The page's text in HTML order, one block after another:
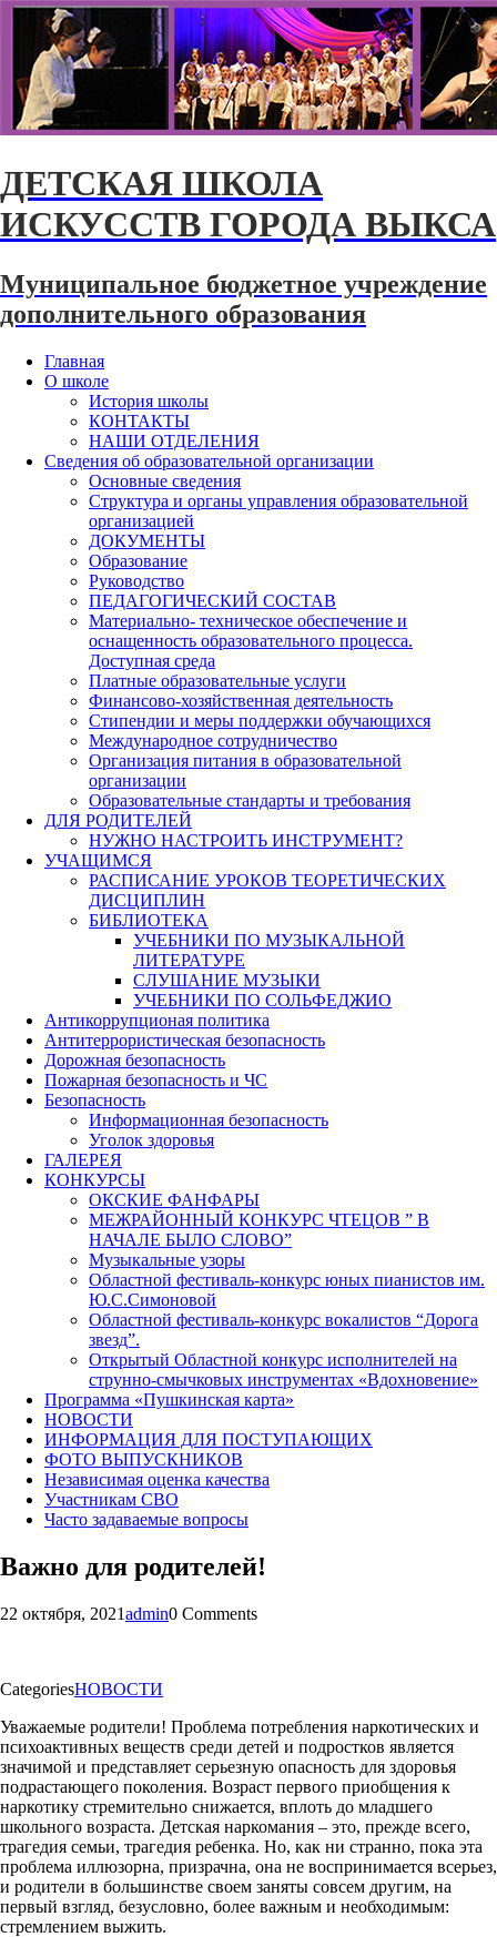
ДЕТСКАЯ ШКОЛА
ИСКУССТВ ГОРОДА ВЫКСА
Муниципальное бюджетное учреждение
дополнительного образования
Главная
О школе
История школы
КОНТАКТЫ
НАШИ ОТДЕЛЕНИЯ
Сведения об образовательной организации
Основные сведения
Структура и органы управления образовательной
организацией
ДОКУМЕНТЫ
Образование
Руководство
ПЕДАГОГИЧЕСКИЙ СОСТАВ
Материально- техническое обеспечение и
оснащенность образовательного процесса.
Доступная среда
Платные образовательные услуги
Финансово-хозяйственная деятельность
Стипендии и меры поддержки обучающихся
Международное сотрудничество
Организация питания в образовательной
организации
Образовательные стандарты и требования
ДЛЯ РОДИТЕЛЕЙ
НУЖНО НАСТРОИТЬ ИНСТРУМЕНТ?
УЧАЩИМСЯ
РАСПИСАНИЕ УРОКОВ ТЕОРЕТИЧЕСКИХ
ДИСЦИПЛИН
БИБЛИОТЕКА
УЧЕБНИКИ ПО МУЗЫКАЛЬНОЙ
ЛИТЕРАТУРЕ
СЛУШАНИЕ МУЗЫКИ
УЧЕБНИКИ ПО СОЛЬФЕДЖИО
Антикоррупционая политика
Антитеррористическая безопасность
Дорожная безопасность
Пожарная безопасность и ЧС
Безопасность
Информационная безопасность
Уголок здоровья
ГАЛЕРЕЯ
КОНКУРСЫ
ОКСКИЕ ФАНФАРЫ
МЕЖРАЙОННЫЙ КОНКУРС ЧТЕЦОВ ” В
НАЧАЛЕ БЫЛО СЛОВО”
Музыкальные узоры
Областной фестиваль-конкурс юных пианистов им.
Ю.С.Симоновой
Областной фестиваль-конкурс вокалистов “Дорога
звезд”.
Открытый Областной конкурс исполнителей на
струнно-смычковых инструментах «Вдохновение»
Программа «Пушкинская карта»
НОВОСТИ
ИНФОРМАЦИЯ ДЛЯ ПОСТУПАЮЩИХ
ФОТО ВЫПУСКНИКОВ
Независимая оценка качества
Участникам СВО
Часто задаваемые вопросы
Важно для родителей!
22 октября, 2021admin0 Comments
CategoriesНОВОСТИ
Уважаемые родители! Проблема потребления наркотических и
психоактивных веществ среди детей и подростков является
значимой и представляет серьезную опасность для здоровья
подрастающего поколения. Возраст первого приобщения к
наркотику стремительно снижается, вплоть до младшего
школьного возраста. Детская наркомания – это, прежде всего,
трагедия семьи, трагедия ребенка. Но, как ни странно, пока эта
проблема иллюзорна, призрачна, она не воспринимается всерьез,
и родители в большинстве своем заняты совсем другим, на
первый взгляд, безусловно, более важным и необходимым:
стремлением выжить.